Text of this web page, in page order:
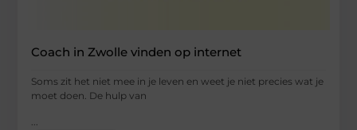
Coach in Zwolle vinden op internet
Soms zit het niet mee in je leven en weet je niet precies wat je
moet doen. De hulp van